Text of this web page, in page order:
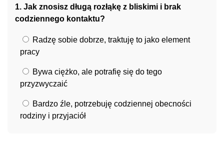
1. Jak znosisz długą rozłąkę z bliskimi i brak
codziennego kontaktu?
Radzę sobie dobrze, traktuję to jako element
pracy
Bywa ciężko, ale potrafię się do tego
przyzwyczaić
Bardzo źle, potrzebuję codziennej obecności
rodziny i przyjaciół